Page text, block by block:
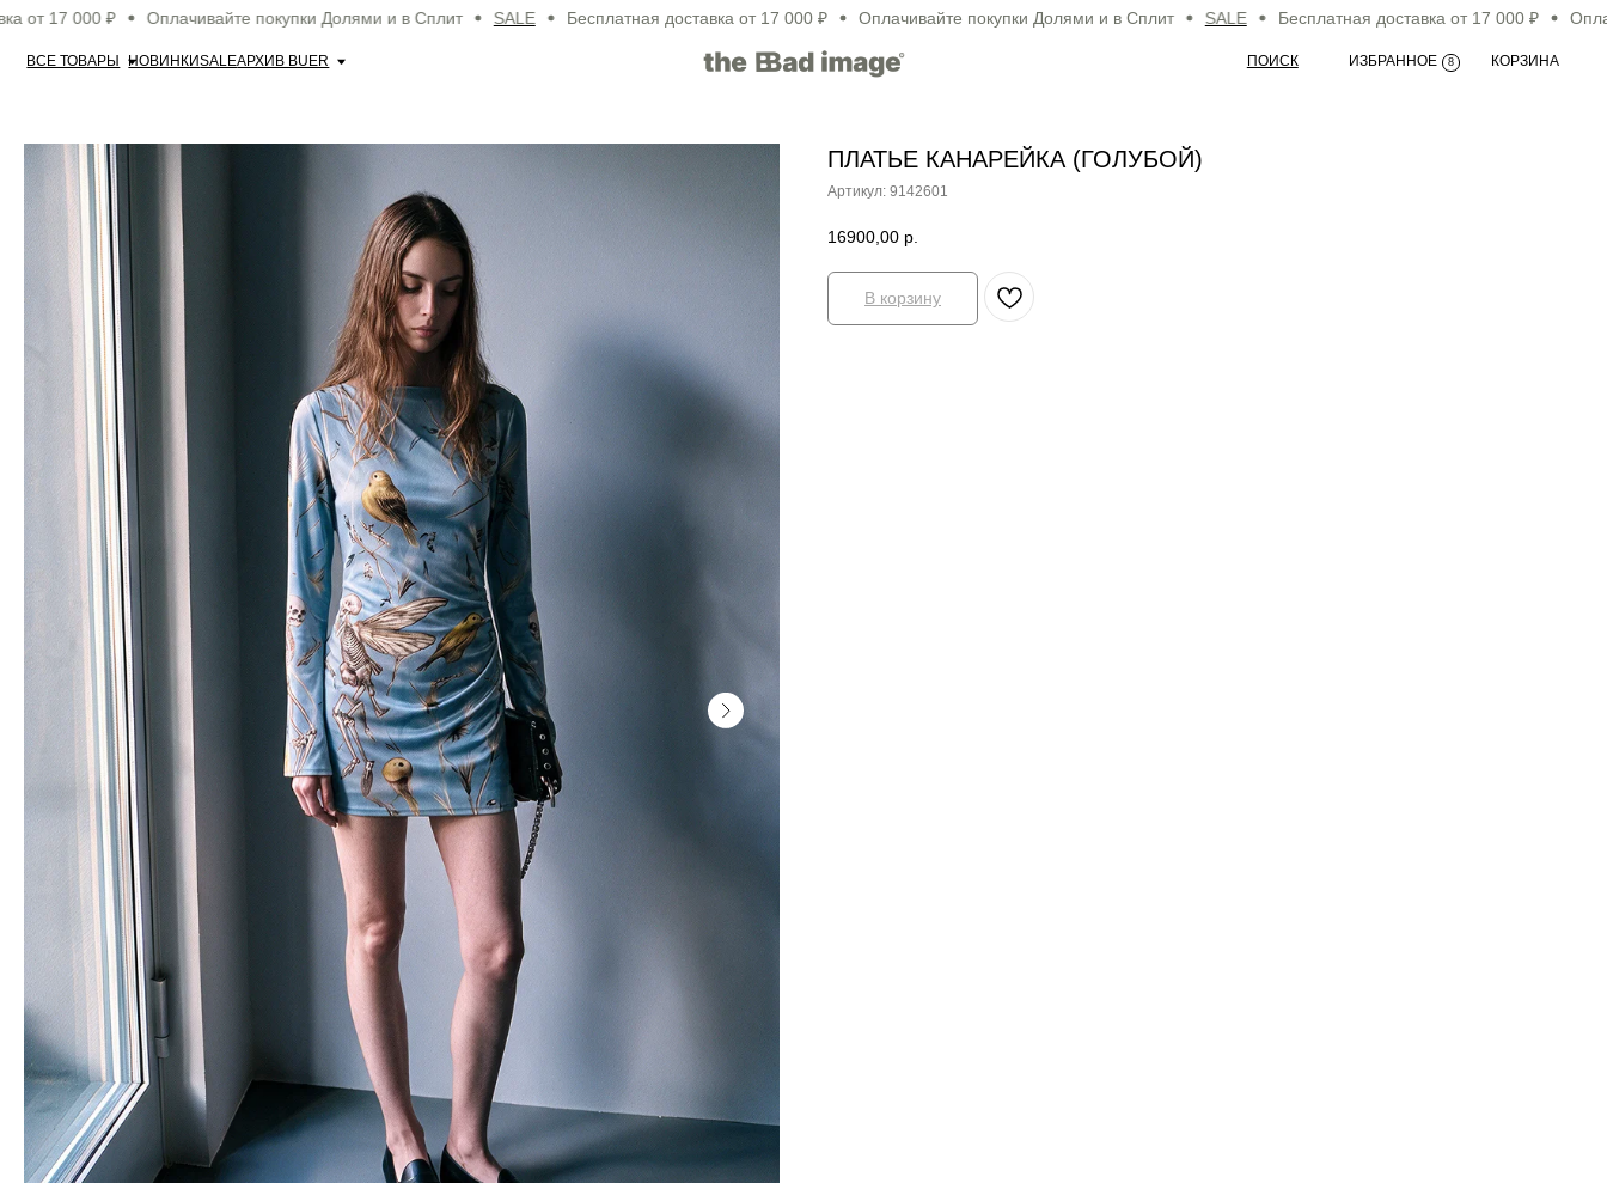
000 ₽ Оплачивайте покупки Долями и в Сплит SALE Бесплатная доставка от 17 000 ₽ Оплачивайте покупки Долями и в Сплит SALE Бесплатная доставка от 17 000 ₽
ВСЕ ТОВАРЫ НОВИНКИSALEАРХИВ BUER КОРЗИНА
ИЗБРАННОЕ 8
ПЛАТЬЕ КАНАРЕЙКА (ГОЛУБОЙ)
Артикул: 9142601
16900,00 р.
В корзину